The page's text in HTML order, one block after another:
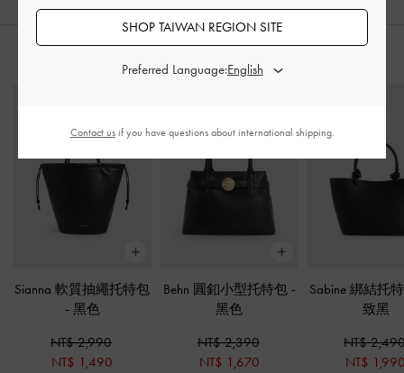
推薦搭配
Sianna 軟質抽繩托特包
- 黑色
NT$ 2,990
NT$ 1,490
Behn 圓釦小型托特包 -
黑色
NT$ 2,390
NT$ 1,670
Sabine 綁結托
致黑
NT$
NT$
SHOP TAIWAN REGION SITE
Preferred Language:
Contact usif you have questions about international shipping.